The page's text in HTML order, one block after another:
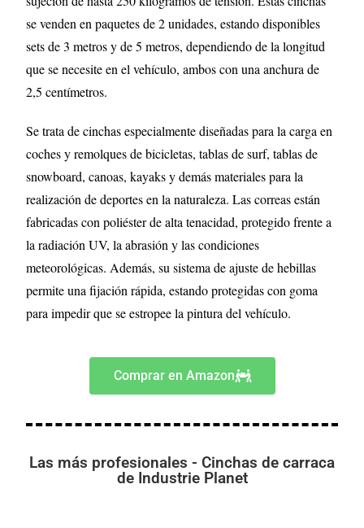
se venden en paquetes de 2 unidades, estando disponibles
sets de 3 metros y de 5 metros, dependiendo de la longitud
que se necesite en el vehículo, ambos con una anchura de
2,5 centímetros.
Se trata de cinchas especialmente diseñadas para la carga en
coches y remolques de bicicletas, tablas de surf, tablas de
snowboard, canoas, kayaks y demás materiales para la
realización de deportes en la naturaleza. Las correas están
fabricadas con poliéster de alta tenacidad, protegido frente a
la radiación UV, la abrasión y las condiciones
meteorológicas. Además, su sistema de ajuste de hebillas
permite una fijación rápida, estando protegidas con goma
para impedir que se estropee la pintura del vehículo.
Comprar en Amazon
Las más profesionales - Cinchas de carraca
de Industrie Planet